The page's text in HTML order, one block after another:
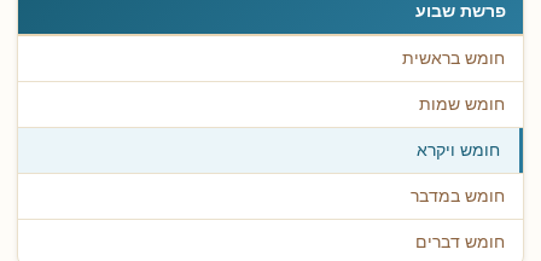
פרשת שבוע
חומש בראשית
חומש שמות
חומש ויקרא
חומש במדבר
חומש דברים